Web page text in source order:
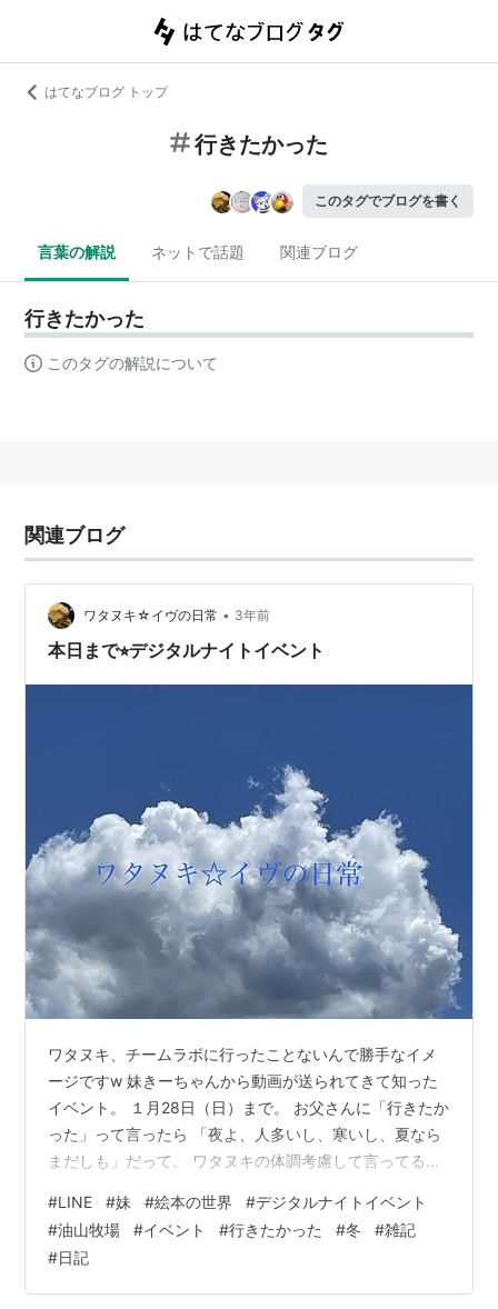
はてなブログ トップ
行きたかった
このタグでブログを書く
言葉の解説 ネットで話題 関連ブログ
行きたかった
このタグの解説について
関連ブログ
ワタヌキ☆イヴの日常 • 3年前
本日まで⭐︎デジタルナイトイベント
ワタヌキ、チームラボに行ったことないんで勝手なイメ
ージですw 妹きーちゃんから動画が送られてきて知った
イベント。 １月28日（日）まで。 お父さんに「行きたか
った」って言ったら 「夜よ、人多いし、寒いし、夏なら
まだしも」だって。 ワタヌキの体調考慮して言ってる風
ゃ。 ウチシスとホタル観に行った時（別の場所）なん
か、自分もだけどホタルも大丈夫なん？って感じで 虫除
けスプレーとかすごかったし。咳発作出ちゃうわw ＊オ
レンジ塗りの会話は、ワタヌキ父の防犯意識の低さに対
#LINE #妹 #絵本の世界 #デジタルナイトイベント
#油山牧場 #イベント #行きたかった #冬 #雑記
#日記